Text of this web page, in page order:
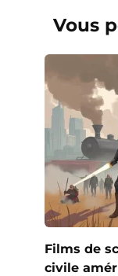
Vous
Films de
civile